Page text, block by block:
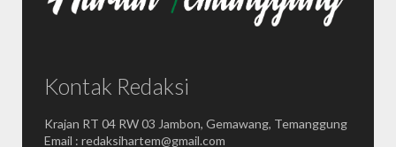
Kontak Redaksi
Krajan RT 04 RW 03 Jambon, Gemawang, Temanggung
Email : redaksihartem@gmail.com